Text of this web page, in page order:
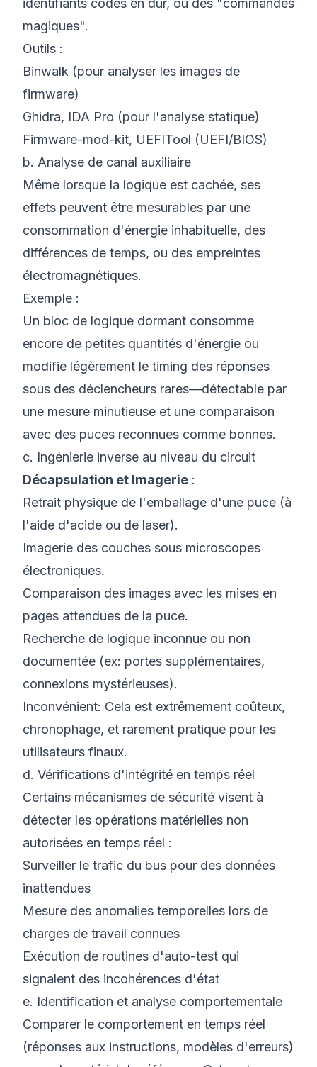
identifiants codés en dur, ou des "commandes
magiques".
Outils :
Binwalk (pour analyser les images de
firmware)
Ghidra, IDA Pro (pour l'analyse statique)
Firmware-mod-kit, UEFITool (UEFI/BIOS)
b. Analyse de canal auxiliaire
Même lorsque la logique est cachée, ses
effets peuvent être mesurables par une
consommation d'énergie inhabituelle, des
différences de temps, ou des empreintes
électromagnétiques.
Exemple :
Un bloc de logique dormant consomme
encore de petites quantités d'énergie ou
modifie légèrement le timing des réponses
sous des déclencheurs rares—détectable par
une mesure minutieuse et une comparaison
avec des puces reconnues comme bonnes.
c. Ingénierie inverse au niveau du circuit
Décapsulation et Imagerie :
Retrait physique de l'emballage d'une puce (à
l'aide d'acide ou de laser).
Imagerie des couches sous microscopes
électroniques.
Comparaison des images avec les mises en
pages attendues de la puce.
Recherche de logique inconnue ou non
documentée (ex: portes supplémentaires,
connexions mystérieuses).
Inconvénient: Cela est extrêmement coûteux,
chronophage, et rarement pratique pour les
utilisateurs finaux.
d. Vérifications d'intégrité en temps réel
Certains mécanismes de sécurité visent à
détecter les opérations matérielles non
autorisées en temps réel :
Surveiller le trafic du bus pour des données
inattendues
Mesure des anomalies temporelles lors de
charges de travail connues
Exécution de routines d'auto-test qui
signalent des incohérences d'état
e. Identification et analyse comportementale
Comparer le comportement en temps réel
(réponses aux instructions, modèles d'erreurs)